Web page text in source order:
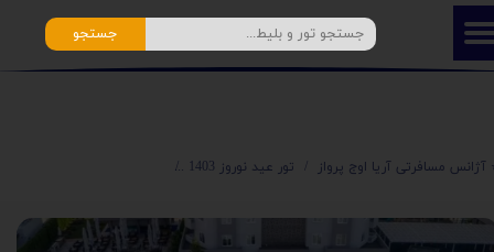
جستجو
آژانس مسافرتی آریا اوج پرواز تور عید نوروز 1403